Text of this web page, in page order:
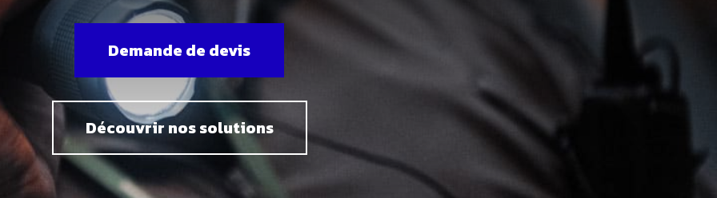
Demande de devis
Découvrir nos solutions